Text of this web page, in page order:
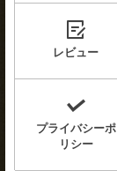
レビュー
プライバシーポ
リシー